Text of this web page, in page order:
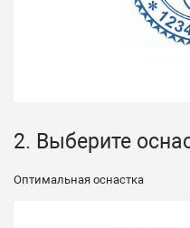
2. Выберите
Оптимальная оснастка